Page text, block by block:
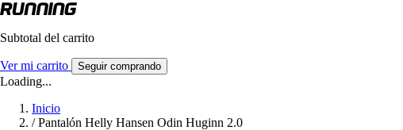
Subtotal del carrito
Ver mi carrito Seguir comprando
Loading...
Inicio
/ Pantalón Helly Hansen Odin Huginn 2.0